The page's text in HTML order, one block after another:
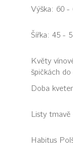
Výška: 60 -
Šířka: 45 -
Květy
špičkách
Doba
Listy tmavě
Habitus